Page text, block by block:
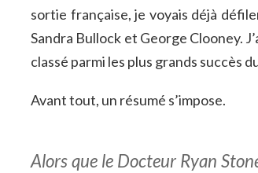
sortie française, je voyais déjà
Sandra Bullock et George Clooney.
classé parmi les plus grands succès
Avant tout, un résumé s’impose.
Alors que le Docteur Ryan